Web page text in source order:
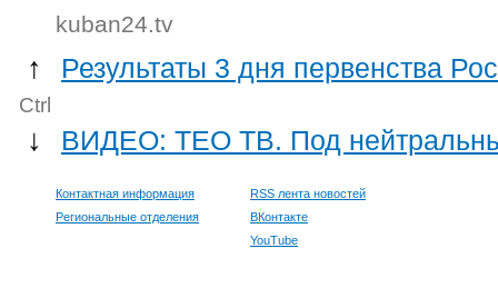
kuban24.tv
↑ Результаты 3 дня первенства
Ctrl
↓ ВИДЕО: ТЕО ТВ. Под
Контактная информация
Региональные отделения
RSS лента новостей
ВКонтакте
YouTube